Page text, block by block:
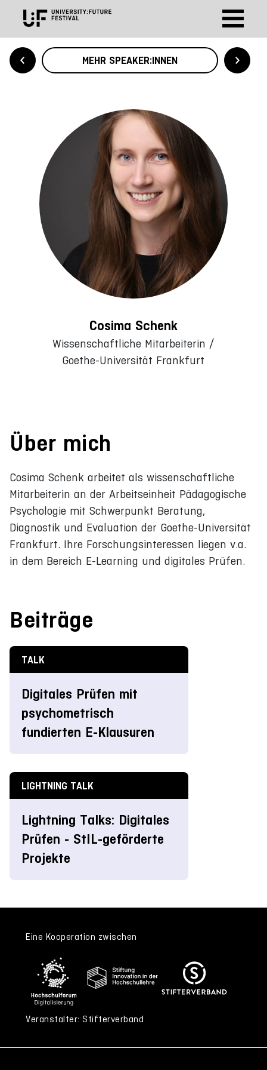
MEHR SPEAKER:INNEN
Cosima Schenk
Wissenschaftliche Mitarbeiterin /
Goethe-Universität Frankfurt
Über mich
Cosima Schenk arbeitet als wissenschaftliche
Mitarbeiterin an der Arbeitseinheit Pädagogische
Psychologie mit Schwerpunkt Beratung,
Diagnostik und Evaluation der Goethe-Universität
Frankfurt. Ihre Forschungsinteressen liegen v.a.
in dem Bereich E-Learning und digitales Prüfen.
Beiträge
TALK
Digitales Prüfen mit
psychometrisch
fundierten E-Klausuren
LIGHTNING TALK
Lightning Talks: Digitales
Prüfen - StIL-geförderte
Projekte
Eine Kooperation zwischen
Veranstalter: Stifterverband